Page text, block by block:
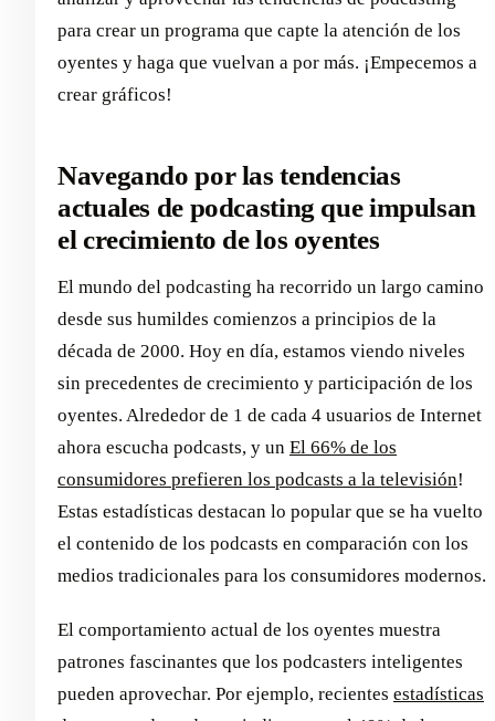
para crear un programa que capte la atención de los
oyentes y haga que vuelvan a por más. ¡Empecemos a
crear gráficos!
Navegando por las tendencias
actuales de podcasting que impulsan
el crecimiento de los oyentes
El mundo del podcasting ha recorrido un largo camino
desde sus humildes comienzos a principios de la
década de 2000. Hoy en día, estamos viendo niveles
sin precedentes de crecimiento y participación de los
oyentes. Alrededor de 1 de cada 4 usuarios de Internet
ahora escucha podcasts, y un El 66% de los
consumidores prefieren los podcasts a la televisión!
Estas estadísticas destacan lo popular que se ha vuelto
el contenido de los podcasts en comparación con los
medios tradicionales para los consumidores modernos.
El comportamiento actual de los oyentes muestra
patrones fascinantes que los podcasters inteligentes
pueden aprovechar. Por ejemplo, recientes estadísticas